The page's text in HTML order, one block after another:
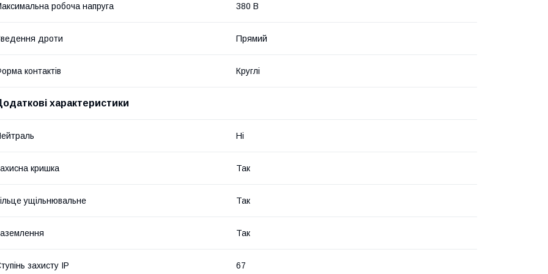
робоча напруга 380 В
дроти Прямий
контактів Круглі
характеристики
Ні
кришка Так
ущільнювальне Так
Так
захисту IP 67